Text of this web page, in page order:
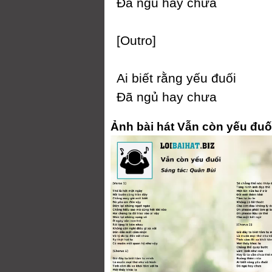
[Outro]
Ai biết rằng уếu đuối
Đã ngủ haу chưa
Ảnh bài hát Vẫn còn yếu